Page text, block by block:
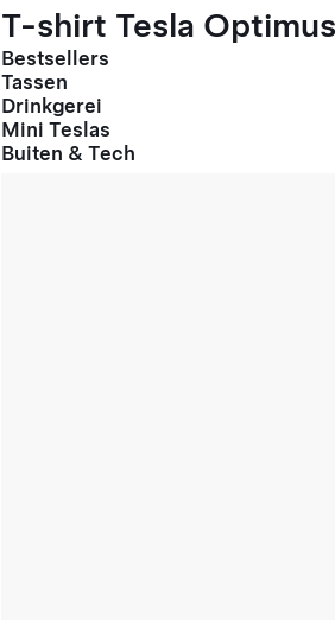
T-shirt Tesla
Bestsellers
Tassen
Drinkgerei
Mini Teslas
Buiten & Tech